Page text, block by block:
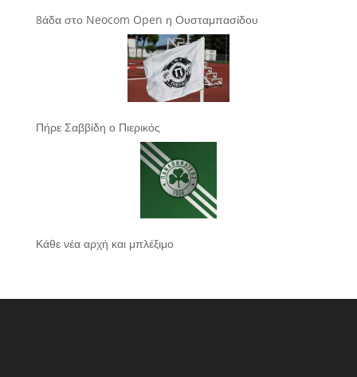
8άδα στο Neocom Open η Ουσταμπασίδου
Πήρε Σαββίδη ο Πιερικός
Κάθε νέα αρχή και μπλέξιμο